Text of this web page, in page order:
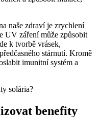
‍naše zdraví ‍je zrychlení
UV záření​ může způsobit
k ⁤tvorbě⁣ vrásek,
stárnutí. Kromě
imunitní systém a
benefity